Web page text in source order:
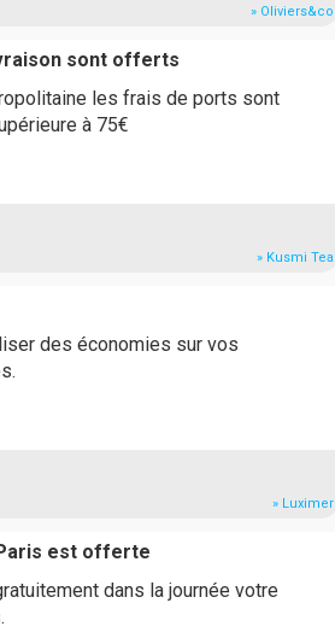
» Oliviers&co
sont offerts
les frais de ports sont
à 75€
» Kusmi Tea
des économies sur vos
» Luximer
est offerte
dans la journée votre